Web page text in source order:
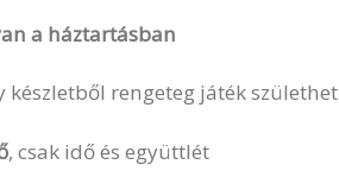
a háztartásban
készletből rengeteg játék születhet
, csak idő és együttlét